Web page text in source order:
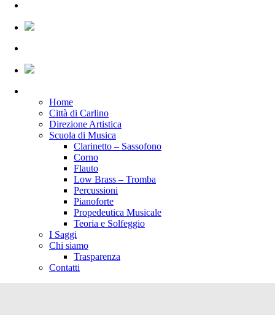
Home
Città di Carlino
Direzione Artistica
Scuola di Musica
Clarinetto – Sassofono
Corno
Flauto
Low Brass – Tromba
Percussioni
Pianoforte
Propedeutica Musicale
Teoria e Solfeggio
I Saggi
Chi siamo
Trasparenza
Contatti